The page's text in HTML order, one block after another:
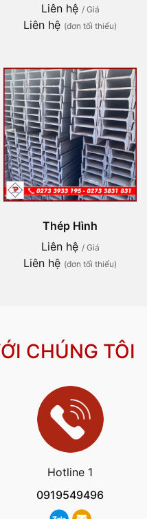
Liên hệ / Giá
Liên hệ (đơn tối thiểu)
Thép Hình
Liên hệ / Giá
Liên hệ (đơn tối thiểu)
CHÚNG TÔI
Hotline 1
0919549496